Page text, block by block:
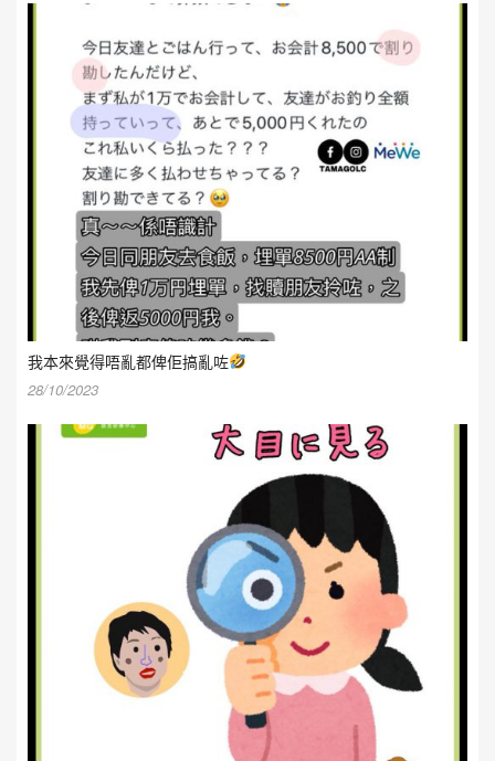
我本來覺得唔亂都俾佢搞亂咗
28/10/2023